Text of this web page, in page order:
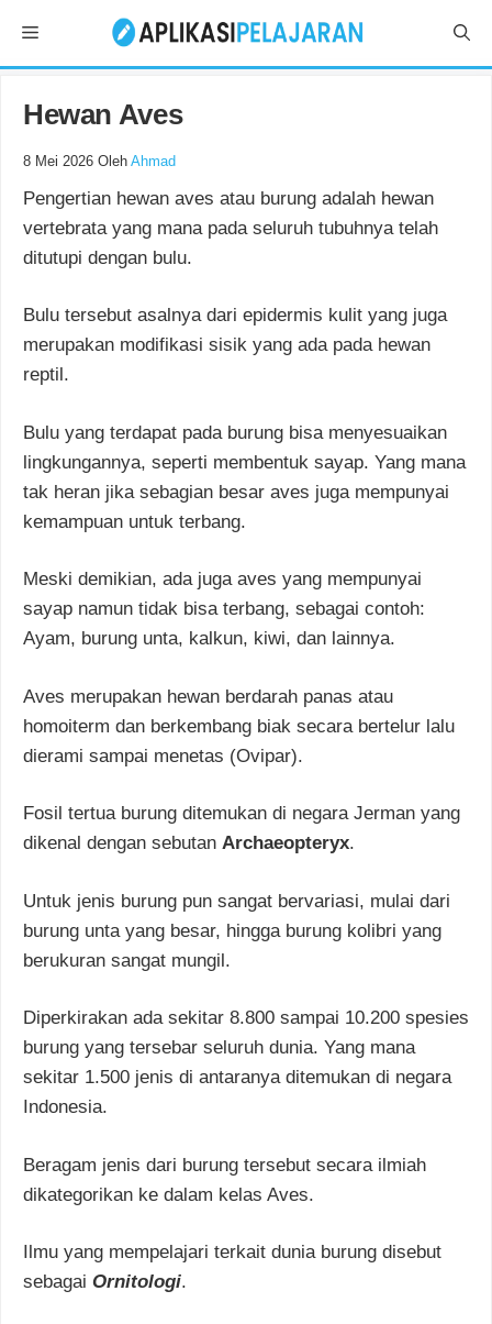
isi
Menu
Hewan Aves
8 Mei 2026 Oleh Ahmad
Pengertian hewan aves atau burung adalah hewan
vertebrata yang mana pada seluruh tubuhnya telah
ditutupi dengan bulu.
Bulu tersebut asalnya dari epidermis kulit yang juga
merupakan modifikasi sisik yang ada pada hewan
reptil.
Bulu yang terdapat pada burung bisa menyesuaikan
lingkungannya, seperti membentuk sayap. Yang mana
tak heran jika sebagian besar aves juga mempunyai
kemampuan untuk terbang.
Meski demikian, ada juga aves yang mempunyai
sayap namun tidak bisa terbang, sebagai contoh:
Ayam, burung unta, kalkun, kiwi, dan lainnya.
Aves merupakan hewan berdarah panas atau
homoiterm dan berkembang biak secara bertelur lalu
dierami sampai menetas (Ovipar).
Fosil tertua burung ditemukan di negara Jerman yang
dikenal dengan sebutan Archaeopteryx.
Untuk jenis burung pun sangat bervariasi, mulai dari
burung unta yang besar, hingga burung kolibri yang
berukuran sangat mungil.
Diperkirakan ada sekitar 8.800 sampai 10.200 spesies
burung yang tersebar seluruh dunia. Yang mana
sekitar 1.500 jenis di antaranya ditemukan di negara
Indonesia.
Beragam jenis dari burung tersebut secara ilmiah
dikategorikan ke dalam kelas Aves.
Ilmu yang mempelajari terkait dunia burung disebut
sebagai Ornitologi.